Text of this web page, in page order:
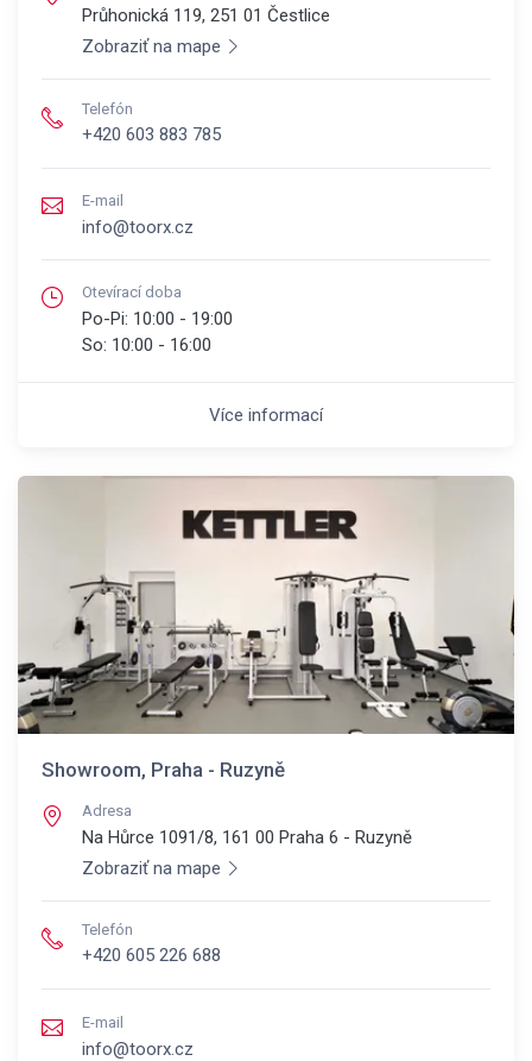
Průhonická 119, 251 01 Čestlice
Zobraziť na mape
Telefón
+420 603 883 785
E-mail
info@toorx.cz
Otevírací doba
Po-Pi: 10:00 - 19:00
So: 10:00 - 16:00
Více informací
Showroom, Praha - Ruzyně
Adresa
Na Hůrce 1091/8, 161 00 Praha 6 - Ruzyně
Zobraziť na mape
Telefón
+420 605 226 688
E-mail
info@toorx.cz